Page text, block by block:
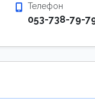
Телефон
053-738-79-